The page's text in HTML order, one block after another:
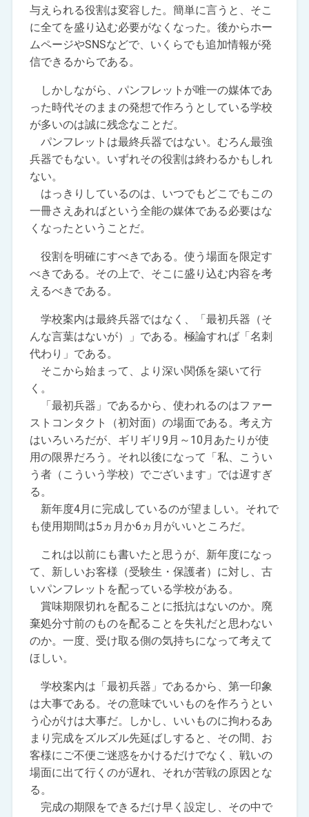
与えられる役割は変容した。簡単に言うと、そこ
に全てを盛り込む必要がなくなった。後からホー
ムページやSNSなどで、いくらでも追加情報が発
信できるからである。
しかしながら、パンフレットが唯一の媒体であ
った時代そのままの発想で作ろうとしている学校
が多いのは誠に残念なことだ。
パンフレットは最終兵器ではない。むろん最強
兵器でもない。いずれその役割は終わるかもしれ
ない。
はっきりしているのは、いつでもどこでもこの
一冊さえあればという全能の媒体である必要はな
くなったということだ。
役割を明確にすべきである。使う場面を限定す
べきである。その上で、そこに盛り込む内容を考
えるべきである。
学校案内は最終兵器ではなく、「最初兵器（そ
んな言葉はないが）」である。極論すれば「名刺
代わり」である。
そこから始まって、より深い関係を築いて行
く。
「最初兵器」であるから、使われるのはファー
ストコンタクト（初対面）の場面である。考え方
はいろいろだが、ギリギリ9月～10月あたりが使
用の限界だろう。それ以後になって「私、こうい
う者（こういう学校）でございます」では遅すぎ
る。
新年度4月に完成しているのが望ましい。それで
も使用期間は5ヵ月か6ヵ月がいいところだ。
これは以前にも書いたと思うが、新年度になっ
て、新しいお客様（受験生・保護者）に対し、古
いパンフレットを配っている学校がある。
賞味期限切れを配ることに抵抗はないのか。廃
棄処分寸前のものを配ることを失礼だと思わない
のか。一度、受け取る側の気持ちになって考えて
ほしい。
学校案内は「最初兵器」であるから、第一印象
は大事である。その意味でいいものを作ろうとい
う心がけは大事だ。しかし、いいものに拘わるあ
まり完成をズルズル先延ばしすると、その間、お
客様にご不便ご迷惑をかけるだけでなく、戦いの
場面に出て行くのが遅れ、それが苦戦の原因とな
る。
完成の期限をできるだけ早く設定し、その中で